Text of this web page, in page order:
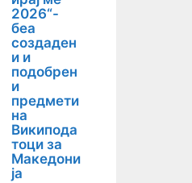
2026“-
беа
создаден
и и
подобрен
и
предмети
на
Википода
тоци за
Македони
ја